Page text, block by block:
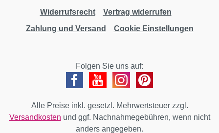
Widerrufsrecht
Vertrag widerrufen
Zahlung und Versand
Cookie Einstellungen
Folgen Sie uns auf:
Alle Preise inkl. gesetzl. Mehrwertsteuer zzgl.
Versandkosten und ggf. Nachnahmegebühren, wenn nicht
anders angegeben.